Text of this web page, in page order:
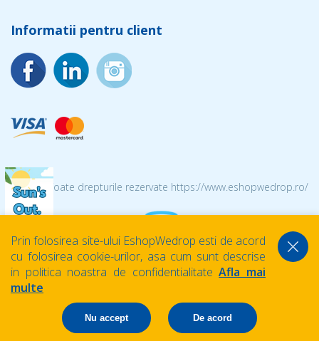
Informatii pentru client
© 2026 Toate drepturile rezervate https://www.eshopwedrop.ro/
Prin folosirea site-ului EshopWedrop esti de acord
cu folosirea cookie-urilor, asa cum sunt descrise
in politica noastra de confidentialitateAfla mai
multe
Nu accept De acord